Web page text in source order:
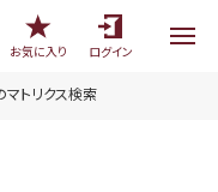
お気に入り
ログイン
トリクス検索